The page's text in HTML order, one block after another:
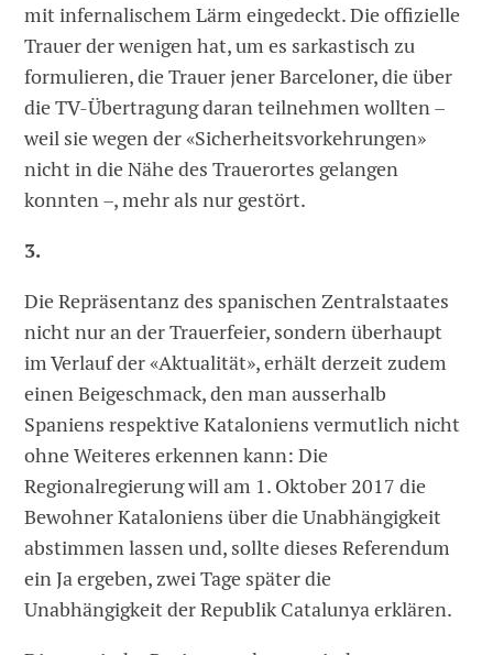
mit infernalischem Lärm eingedeckt. Die offizielle
Trauer der wenigen hat, um es sarkastisch zu
formulieren, die Trauer jener Barceloner, die über
die TV-Übertragung daran teilnehmen wollten –
weil sie wegen der «Sicherheitsvorkehrungen»
nicht in die Nähe des Trauerortes gelangen
konnten –, mehr als nur gestört.
3.
Die Repräsentanz des spanischen Zentralstaates
nicht nur an der Trauerfeier, sondern überhaupt
im Verlauf der «Aktualität», erhält derzeit zudem
einen Beigeschmack, den man ausserhalb
Spaniens respektive Kataloniens vermutlich nicht
ohne Weiteres erkennen kann: Die
Regionalregierung will am 1. Oktober 2017 die
Bewohner Kataloniens über die Unabhängigkeit
abstimmen lassen und, sollte dieses Referendum
ein Ja ergeben, zwei Tage später die
Unabhängigkeit der Republik Catalunya erklären.